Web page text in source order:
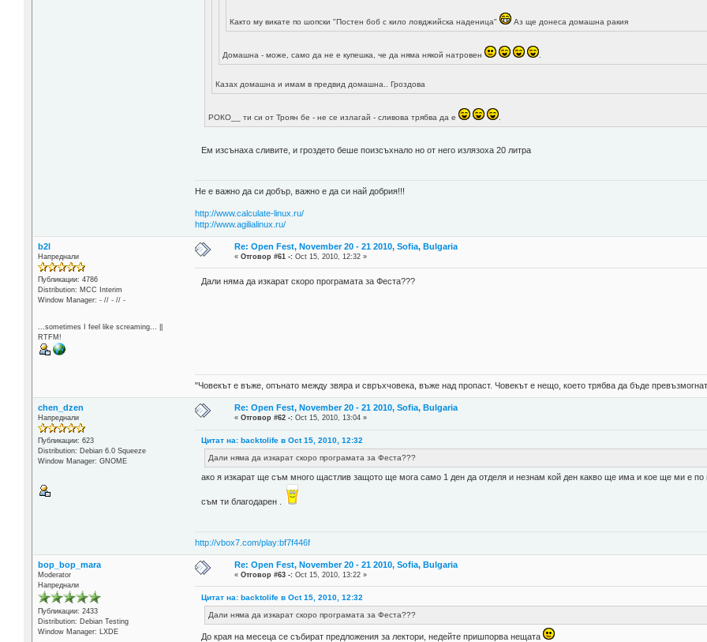
Както му викате по шопски "Постен боб с кило ловджийска наденица" Аз ще донеса домашна ракия
Домашна - може, само да не е купешка, че да няма някой натровен .
Казах домашна и имам в предвид домашна.. Гроздова
РОКО__ ти си от Троян бе - не се излагай - сливова трябва да е .
Ем изсънаха сливите, и гроздето беше поизсъхнало но от него излязоха 20 литра
Не е важно да си добър, важно е да си най добрия!!!
http://www.calculate-linux.ru/
http://www.agilialinux.ru/
b2l
Напреднали
Публикации: 4786
Distribution: MCC Interim
Window Manager: - // - // -
...sometimes I feel like screaming... ||
RTFM!
Re: Open Fest, November 20 - 21 2010, Sofia, Bulgaria
«Отговор #61 -: Oct 15, 2010, 12:32 »
Дали няма да изкарат скоро програмата за Феста???
"Човекът е въже, опънато между звяра и свръхчовека, въже над пропаст. Човекът е нещо, което трябва да бъде
chen_dzen
Напреднали
Публикации: 623
Distribution: Debian 6.0 Squeeze
Window Manager: GNOME
Re: Open Fest, November 20 - 21 2010, Sofia, Bulgaria
«Отговор #62 -: Oct 15, 2010, 13:04 »
Цитат на: backtolife в Oct 15, 2010, 12:32
Дали няма да изкарат скоро програмата за Феста???
ако я изкарат ще съм много щастлив защото ще мога само 1 ден да отделя и незнам кой ден какво ще има и кое ще ми е
съм ти благодарен .
http://vbox7.com/play:bf7f446f
bop_bop_mara
Moderator
Напреднали
Публикации: 2433
Distribution: Debian Testing
Window Manager: LXDE
Re: Open Fest, November 20 - 21 2010, Sofia, Bulgaria
«Отговор #63 -: Oct 15, 2010, 13:22 »
Цитат на: backtolife в Oct 15, 2010, 12:32
Дали няма да изкарат скоро програмата за Феста???
До края на месеца се събират предложения за лектори, недейте пришпорва нещата